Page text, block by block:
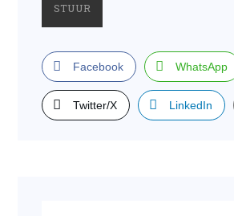
Facebook WhatsApp
Twitter/X LinkedIn